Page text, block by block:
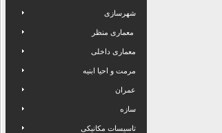
شهرسازی
معماری منظر
معماری داخلی
مرمت و احیا ابنیه
عمران
سازه
تاسیسات مکانیکی